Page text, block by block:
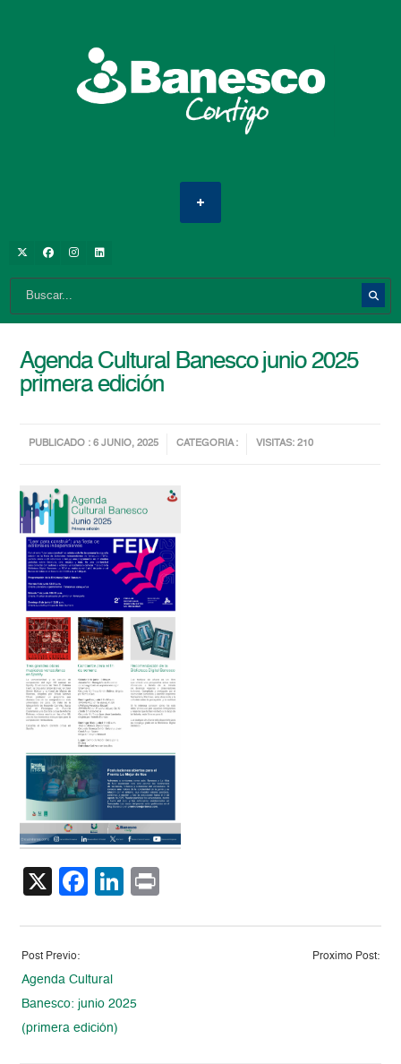
Agenda Cultural Banesco junio 2025
primera edición
PUBLICADO : 6 JUNIO, 2025 CATEGORIA : VISITAS: 210
X Facebook
LinkedIn
Post Previo:
Agenda Cultural
Banesco: junio 2025
(primera edición)
Proximo Post: